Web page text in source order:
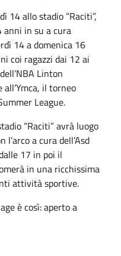
14 allo stadio “Raciti”,
in su a cura
14 a domenica 16
coi ragazzi dai 12 ai
Linton
il torneo
League.
“Raciti” avrà luogo
a cura dell’Asd
17 in poi il
in una ricchissima
attività sportive.
è così: aperto a